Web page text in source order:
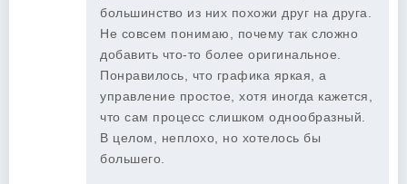
большинство из них похожи друг на друга.
Не совсем понимаю, почему так сложно
добавить что-то более оригинальное.
Понравилось, что графика яркая, а
управление простое, хотя иногда кажется,
что сам процесс слишком однообразный.
В целом, неплохо, но хотелось бы
большего.